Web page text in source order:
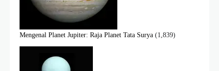
Mengenal Planet Jupiter: Raja Planet Tata Surya (1,839)